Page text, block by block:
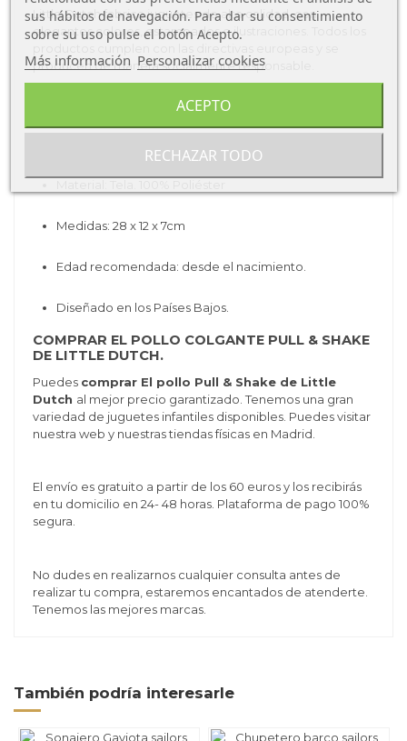
Little Dutch fabrica juguetes de alta calidad, con
elegantes colores, estampados e ilustraciones. Todos los
producen de manera socialmente responsable.
Dutch:
Medidas: 28 x 12 x 7cm
Edad recomendada: desde el nacimiento.
Diseñado en los Países Bajos.
COMPRAR EL POLLO COLGANTE PULL & SHAKE
DE LITTLE DUTCH.
Puedes comprar El pollo Pull & Shake de Little
Dutch al mejor precio garantizado. Tenemos una gran
variedad de juguetes infantiles disponibles. Puedes visitar
nuestra web y nuestras tiendas físicas en Madrid.
El envío es gratuito a partir de los 60 euros y los recibirás
en tu domicilio en 24- 48 horas. Plataforma de pago 100%
segura.
No dudes en realizarnos cualquier consulta antes de
realizar tu compra, estaremos encantados de atenderte.
Tenemos las mejores marcas.
También podría interesarle
sus hábitos de navegación. Para dar su consentimiento
sobre su uso pulse el botón Acepto.
Más información Personalizar cookies
RECHAZAR TODO
ACEPTO